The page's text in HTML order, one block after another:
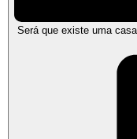
Será que existe uma